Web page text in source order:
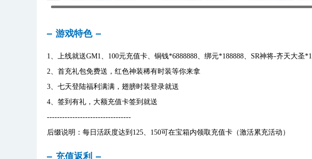
游戏特色
1、上线就送GM1、100元充值卡、铜钱*6888888、绑元*188888、SR神将-齐天大圣*1
2、首充礼包免费送，红色神装稀有时装等你来拿
3、七天登陆福利满满，翅膀时装登录就送
4、签到有礼，大额充值卡签到就送
---------------------------------
后缀说明：每日活跃度达到125、150可在宝箱内领取充值卡（激活累充活动）
充值返利